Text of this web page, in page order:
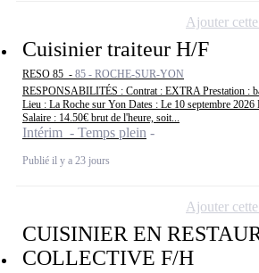
Cuisinier traiteur H/F
RESO 85 - 85 - ROCHE-SUR-YON
RESPONSABILITÉS : Contrat : EXTRA Prestation :
Lieu : La Roche sur Yon Dates : Le 10 septembre 2026
Salaire : 14.50€ brut de l'heure, soit...
Intérim - Temps plein
Publié il y a 23 jours
Ajouter
CUISINIER EN
COLLECTIVE F/H
Ajouter